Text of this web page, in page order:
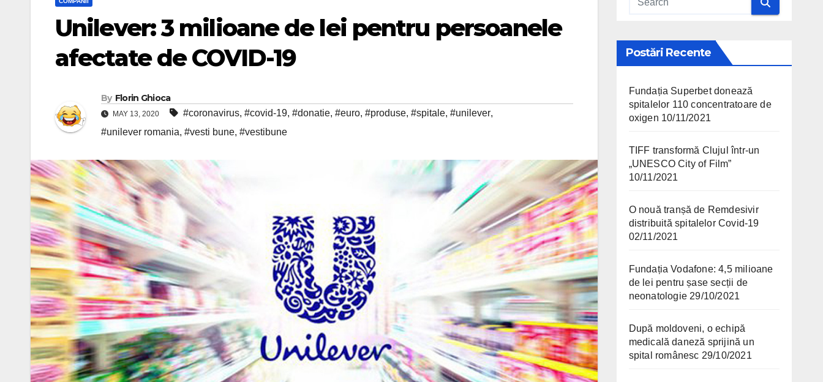
Unilever: 3 milioane de lei pentru persoanele
afectate de COVID-19
By Florin Ghioca
MAY 13, 2020 #coronavirus, #covid-19, #donatie, #euro, #produse, #spitale, #unilever,
#unilever romania, #vesti bune, #vestibune
Postări Recente
Fundația Superbet donează
spitalelor 110 concentratoare de
oxigen 10/11/2021
TIFF transformă Clujul într-un
„UNESCO City of Film”
10/11/2021
O nouă tranșă de Remdesivir
distribuită spitalelor Covid-19
02/11/2021
Fundația Vodafone: 4,5 milioane
de lei pentru șase secții de
neonatologie 29/10/2021
După moldoveni, o echipă
medicală daneză sprijină un
spital românesc 29/10/2021